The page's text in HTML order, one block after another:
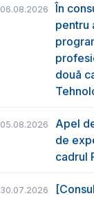
06.08.2026
În
pentru
două
05.08.2026
Apel
de
cadrul
30.07.2026